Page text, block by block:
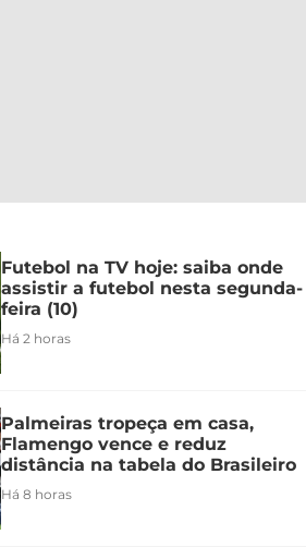
Futebol na TV hoje: saiba onde
assistir a futebol nesta segunda-
feira (10)
Há 2 horas
Palmeiras tropeça em casa,
Flamengo vence e reduz
distância na tabela do Brasileiro
Há 8 horas